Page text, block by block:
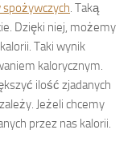
. Taką
Dzięki niej, możemy
Taki wynik
kalorycznym.
ilość zjadanych
Jeżeli chcemy
przez nas kalorii.